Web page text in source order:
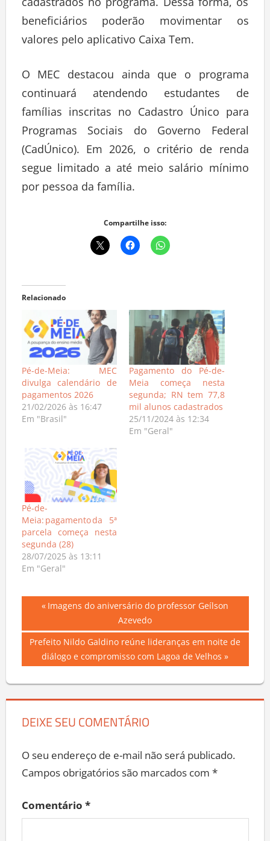
beneficiários poderão movimentar os
valores pelo aplicativo Caixa Tem.
O MEC destacou ainda que o programa
continuará atendendo estudantes de
famílias inscritas no Cadastro Único para
Programas Sociais do Governo Federal
(CadÚnico). Em 2026, o critério de renda
segue limitado a até meio salário mínimo
por pessoa da família.
Compartilhe isso:
Relacionado
Pé-de-Meia: MEC
divulga calendário de
pagamentos 2026
21/02/2026 às 16:47
Em "Brasil"
Pagamento do Pé-de-
Meia começa nesta
segunda; RN tem 77,8
mil alunos cadastrados
25/11/2024 às 12:34
Em "Geral"
Pé-de-
Meia: pagamento da 5ª
parcela começa nesta
segunda (28)
28/07/2025 às 13:11
Em "Geral"
Navegação
de
Post
Previous
Imagens do aniversário do professor Geílson
Azevedo
Next
Post:
Prefeito Nildo Galdino reúne lideranças em noite de
diálogo e compromisso com Lagoa de Velhos
DEIXE SEU COMENTÁRIO
O seu endereço de e-mail não será publicado.
Campos obrigatórios são marcados com *
Comentário *